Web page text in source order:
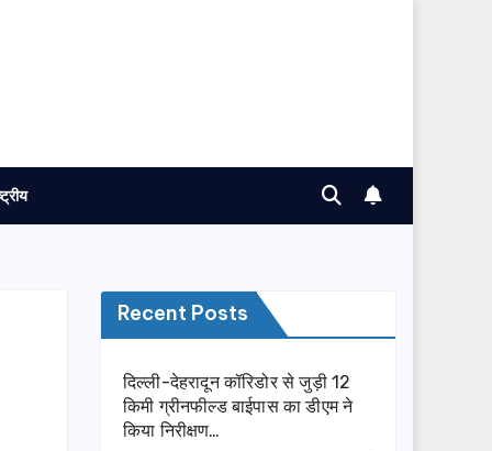
Recent Posts
दिल्ली-देहरादून कॉरिडोर से जुड़ी 12
किमी ग्रीनफील्ड बाईपास का डीएम ने
किया निरीक्षण…